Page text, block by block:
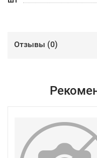
Отзывы (0)